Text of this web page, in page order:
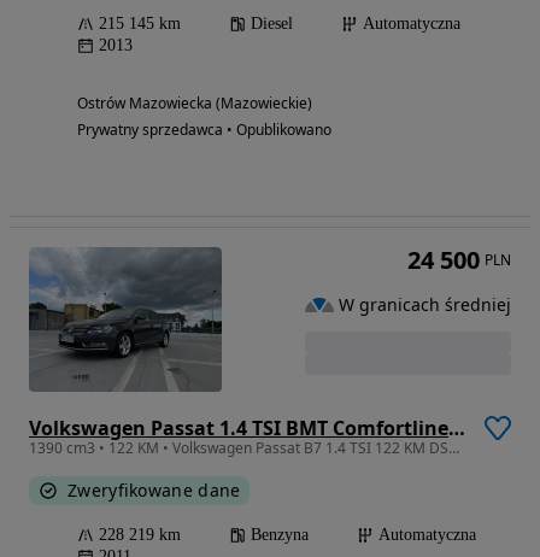
215 145 km Diesel
Automatyczna
2013
Ostrów Mazowiecka (Mazowieckie)
Prywatny sprzedawca • Opublikowano
Volkswagen Passat 1.4 TSI BMT Comfortline DSG
1390 cm3 • 122 KM • Volkswagen Passat B7 1.4 TSI 122 KM DSG Comfortline | rozrząd 2026 |
Zweryfikowane dane
228 219 km Benzyna
Automatyczna
24 500 PLN
W granicach średniej